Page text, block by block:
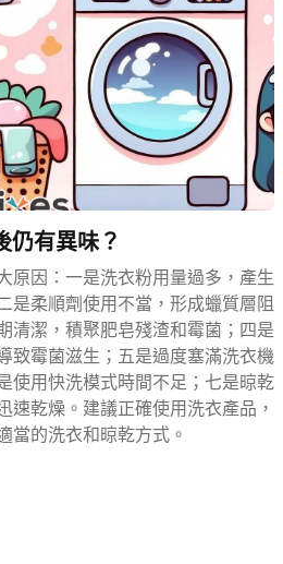
仍有異味？
原因：一是洗衣粉用量過多，產生
是柔順劑使用不當，形成蠟質層阻
清潔，積聚肥皂殘渣和霉菌；四是
致霉菌滋生；五是過度塞滿洗衣機
使用快洗模式時間不足；七是晾乾
速乾燥。建議正確使用洗衣產品，
當的洗衣和晾乾方式。